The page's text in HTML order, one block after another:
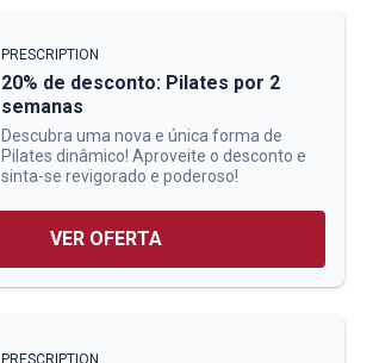
PRESCRIPTION
20% de desconto: Pilates por 2
semanas
Descubra uma nova e única forma de
Pilates dinâmico! Aproveite o desconto e
sinta-se revigorado e poderoso!
VER OFERTA
PRESCRIPTION